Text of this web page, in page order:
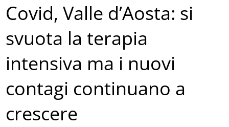
Covid, Valle d’Aosta: si
svuota la terapia
intensiva ma i nuovi
contagi continuano a
crescere